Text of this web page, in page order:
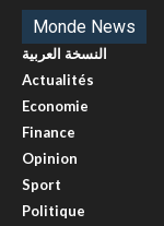
Monde News
النسخة العربية
Actualités
Economie
Finance
Opinion
Sport
Politique